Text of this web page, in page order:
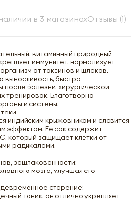
в 3 магазинахОтзывы (1)
витаминный природный
иммунитет, нормализует
от токсинов и шлаков.
быстро
после болезни, хирургической
тренировок. Благотворно
и системы.
индийским крыжовником и славится
эффектом. Ее сок содержит
который защищает клетки от
радикалами.
зашлакованности;
мозга, улучшая его
старение;
тоник, он отлично укрепляет